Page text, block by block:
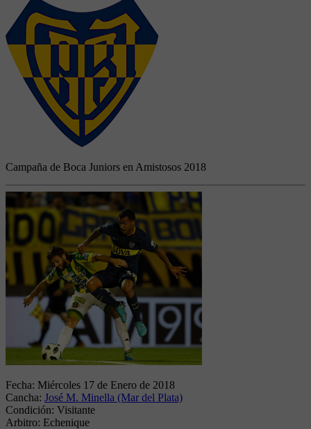
Campaña de Boca Juniors en Amistosos 2018
Fecha: Miércoles 17 de Enero de 2018
Cancha: José M. Minella (Mar del Plata)
Condición: Visitante
Arbitro: Echenique